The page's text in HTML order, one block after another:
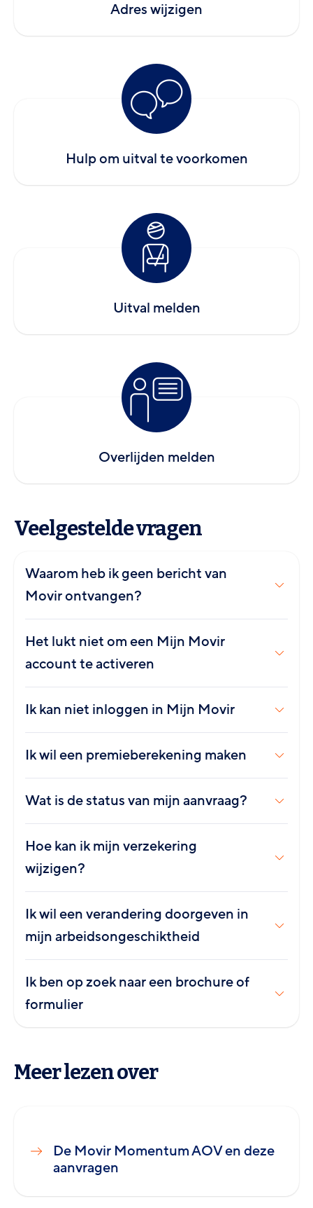
Adres wijzigen
Hulp om uitval te voorkomen
Uitval melden
Overlijden melden
Veelgestelde vragen
Waarom heb ik geen bericht van
Movir ontvangen?
Het lukt niet om een Mijn Movir
account te activeren
Ik kan niet inloggen in Mijn Movir
Ik wil een premieberekening maken
Wat is de status van mijn aanvraag?
Hoe kan ik mijn verzekering
wijzigen?
Ik wil een verandering doorgeven in
mijn arbeidsongeschiktheid
Ik ben op zoek naar een brochure of
formulier
Meer lezen over
De Movir Momentum AOV en deze
aanvragen